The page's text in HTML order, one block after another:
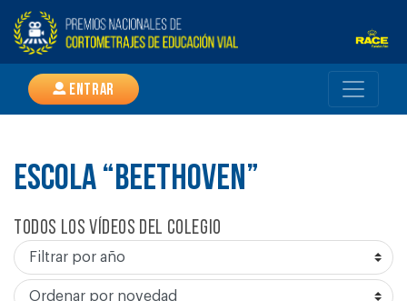
Entrar
ESCOLA “BEETHOVEN”
Todos los vídeos del colegio